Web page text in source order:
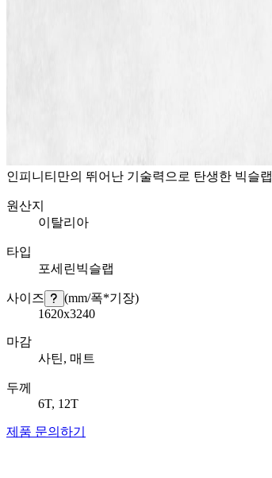
인피니티만의 뛰어난 기술력으로 탄생한 빅슬랩
원산지
이탈리아
타입
포세린빅슬랩
사이즈
(mm/폭*기장)
1620x3240
마감
사틴, 매트
두께
6T, 12T
제품 문의하기